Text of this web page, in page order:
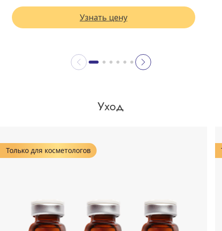
Узнать цену
Уход
Только для косметологов